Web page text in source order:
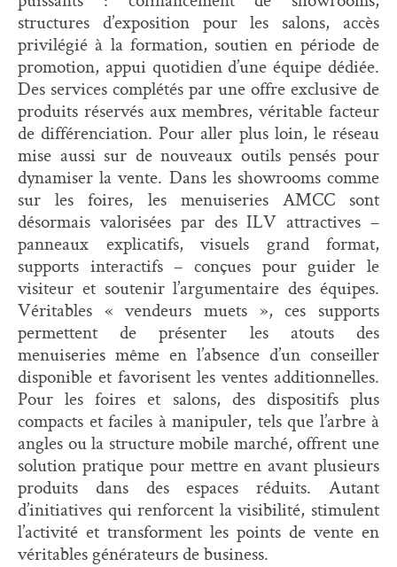
structures d’exposition pour les salons, accès
privilégié à la formation, soutien en période de
promotion, appui quotidien d’une équipe dédiée.
Des services complétés par une offre exclusive de
produits réservés aux membres, véritable facteur
de différenciation. Pour aller plus loin, le réseau
mise aussi sur de nouveaux outils pensés pour
dynamiser la vente. Dans les showrooms comme
sur les foires, les menuiseries AMCC sont
désormais valorisées par des ILV attractives –
panneaux explicatifs, visuels grand format,
supports interactifs – conçues pour guider le
visiteur et soutenir l’argumentaire des équipes.
Véritables « vendeurs muets », ces supports
permettent de présenter les atouts des
menuiseries même en l’absence d’un conseiller
disponible et favorisent les ventes additionnelles.
Pour les foires et salons, des dispositifs plus
compacts et faciles à manipuler, tels que l’arbre à
angles ou la structure mobile marché, offrent une
solution pratique pour mettre en avant plusieurs
produits dans des espaces réduits. Autant
d’initiatives qui renforcent la visibilité, stimulent
l’activité et transforment les points de vente en
véritables générateurs de business.